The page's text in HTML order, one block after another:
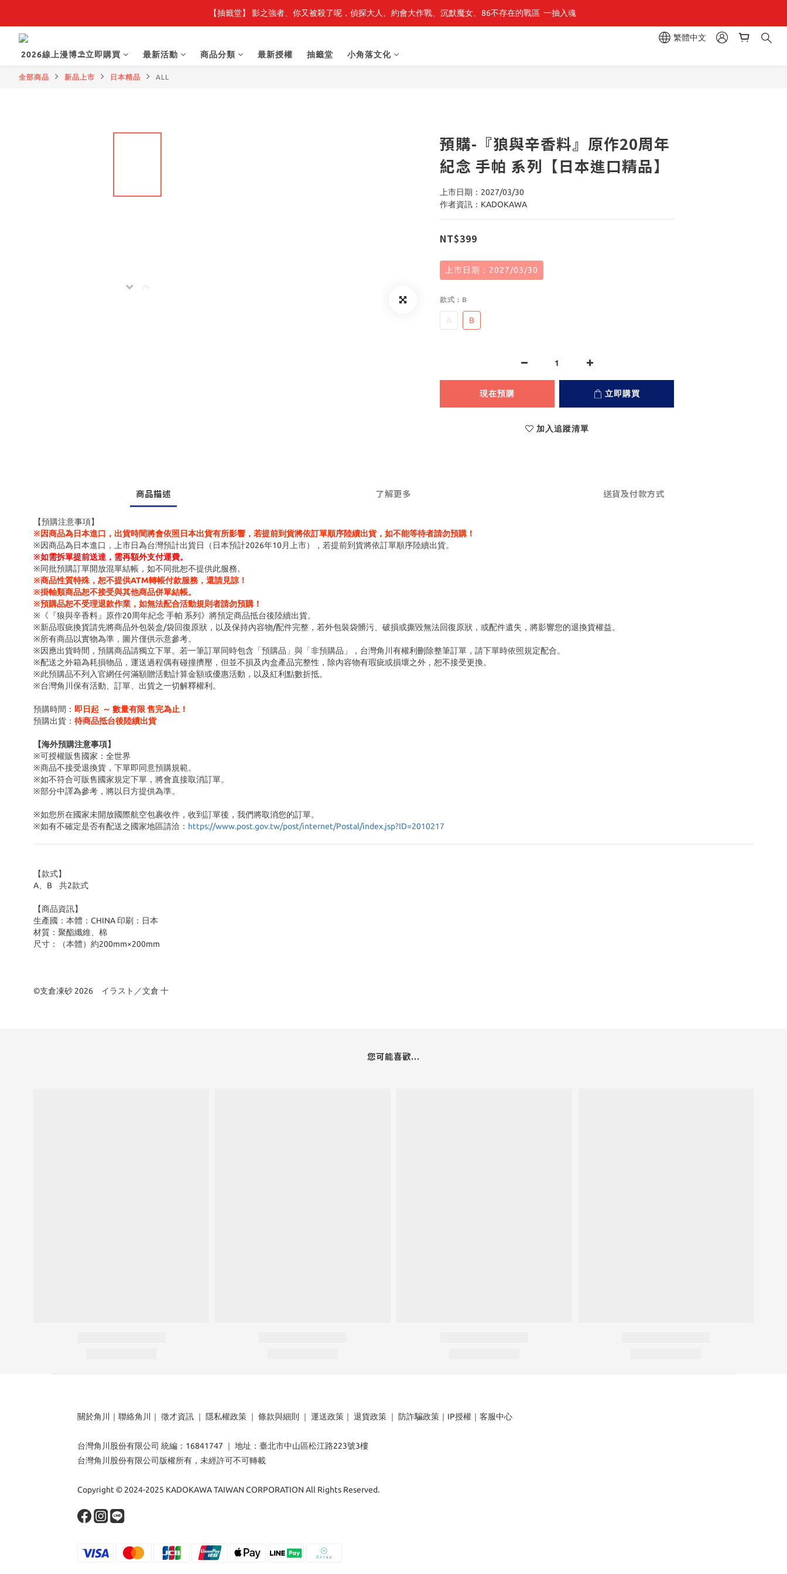
最新開賣🔥「全知讀者視角」 周邊商品
【抽籤堂】 影之強者、你又被殺了呢，偵探大人、約會大作戰、沉默魔女、86不存在的戰區  一抽入魂
繁體中文
2026線上漫博⛱️立即購買
最新活動 商品分類 最新授權 抽籤堂 小角落文化
全部商品 新品上市 日本精品 ALL
預購-『狼與辛香料』原作20周年
紀念 手帕 系列【日本進口精品】
上市日期：2027/03/30
作者資訊：KADOKAWA
NT$399
上市日期：2027/03/30
款式 : B
A B
現在預購 立即購買
加入追蹤清單
商品描述 了解更多 送貨及付款方式
【預購注意事項】
※因商品為日本進口，出貨時間將會依照日本出貨有所影響，若提前到貨將依訂單順序陸續出貨，如不能等待者請勿預購！
※因商品為日本進口，上市日為台灣預計出貨日（日本預計2026年10月上市），若提前到貨將依訂單順序陸續出貨。
※如需拆單提前送達，需再額外支付運費。
※同批預購訂單開放混單結帳，如不同批恕不提供此服務。
※商品性質特殊，恕不提供ATM轉帳付款服務，還請見諒！
※掛軸類商品恕不接受與其他商品併單結帳。
※預購品恕不受理退款作業，如無法配合活動規則者請勿預購！
※《『狼與辛香料』原作20周年紀念 手帕 系列》將預定商品抵台後陸續出貨。
※新品瑕疵換貨請先將商品外包裝盒/袋回復原狀，以及保持內容物/配件完整，若外包裝袋髒污、破損或撕毀無法回復原狀，或配件遺失，將影響您的退換貨權益。
※所有商品以實物為準，圖片僅供示意參考。
※因應出貨時間，預購商品請獨立下單。若一筆訂單同時包含「預購品」與「非預購品」，台灣角川有權利刪除整筆訂單，請下單時依照規定配合。
※配送之外箱為耗損物品，運送過程偶有碰撞擠壓，但並不損及內盒產品完整性，除內容物有瑕疵或損壞之外，恕不接受更換。
※此預購品不列入官網任何滿額贈活動計算金額或優惠活動，以及紅利點數折抵。
※台灣角川保有活動、訂單、出貨之一切解釋權利。
預購時間： 即日起 ～ 數量有限 售完為止！
預購出貨： 待商品抵台後陸續出貨
【海外預購注意事項】
※可授權販售國家：全世界
※商品不接受退換貨，下單即同意預購規範。
※如不符合可販售國家規定下單，將會直接取消訂單。
※部分中譯為參考，將以日方提供為準。
※如您所在國家未開放國際航空包裹收件，收到訂單後，我們將取消您的訂單。
※如有不確定是否有配送之國家地區請洽： https://www.post.gov.tw/post/internet/Postal/index.jsp?ID=2010217
【款式】
A、B 共2款式
【商品資訊】
生產國：本體：CHINA 印刷：日本
材質：聚酯纖維、棉
尺寸：（本體）約200mm×200mm
©支倉凍砂 2026 イラスト／文倉 十
您可能喜歡...
關於角川 ｜ 聯絡角川 ｜ 徵才資訊 ｜ 隱私權政策 ｜ 條款與細則 ｜ 運送政策 ｜ 退貨政策 ｜ 防詐騙政策 ｜ IP授權 ｜ 客服中心
台灣角川股份有限公司 統編：16841747 ｜ 地址：臺北市中山區松江路223號3樓
台灣角川股份有限公司版權所有，未經許可不可轉載
Copyright © 2024-2025 KADOKAWA TAIWAN CORPORATION All Rights Reserved.